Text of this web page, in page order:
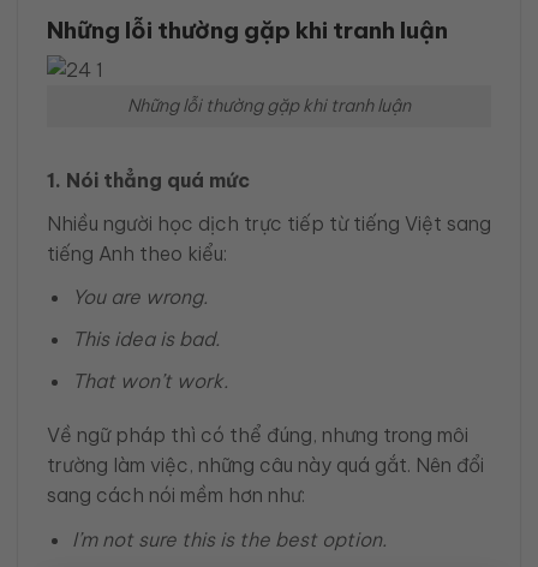
Những lỗi thường gặp khi tranh luận
Những lỗi thường gặp khi tranh luận
1. Nói thẳng quá mức
Nhiều người học dịch trực tiếp từ tiếng Việt sang
tiếng Anh theo kiểu:
You are wrong.
This idea is bad.
That won’t work.
Về ngữ pháp thì có thể đúng, nhưng trong môi
trường làm việc, những câu này quá gắt. Nên đổi
sang cách nói mềm hơn như:
I’m not sure this is the best option.